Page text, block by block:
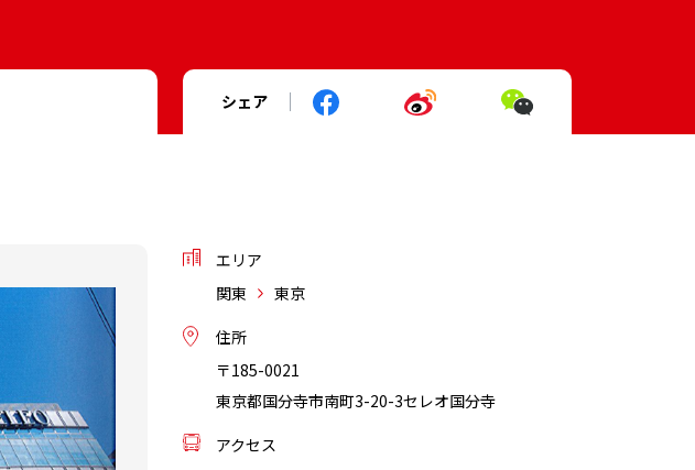
シェア
エリア
関東
東京
住所
〒185-0021
東京都国分寺市南町3-20-3セレオ国分寺
アクセス